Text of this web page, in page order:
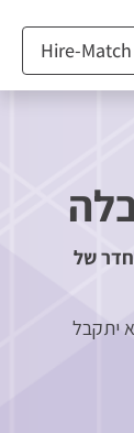
Hire-Match
של
יתקבל